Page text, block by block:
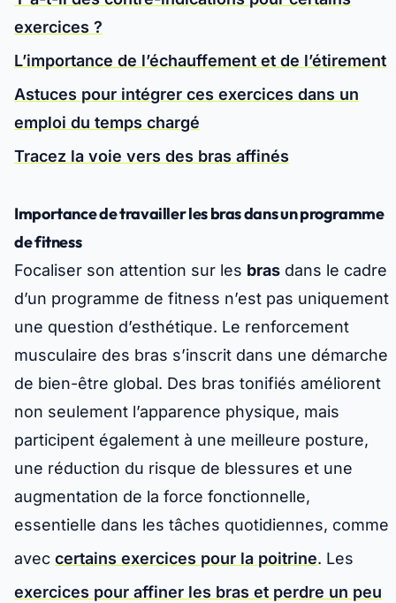
exercices ?
L’importance de l’échauffement et de l’étirement
Astuces pour intégrer ces exercices dans un
emploi du temps chargé
Tracez la voie vers des bras affinés
Importance de travailler les bras dans un programme
de fitness
Focaliser son attention sur les bras dans le cadre
d’un programme de fitness n’est pas uniquement
une question d’esthétique. Le renforcement
musculaire des bras s’inscrit dans une démarche
de bien-être global. Des bras tonifiés améliorent
non seulement l’apparence physique, mais
participent également à une meilleure posture,
une réduction du risque de blessures et une
augmentation de la force fonctionnelle,
essentielle dans les tâches quotidiennes, comme
avec certains exercices pour la poitrine. Les
exercices pour affiner les bras et perdre un peu